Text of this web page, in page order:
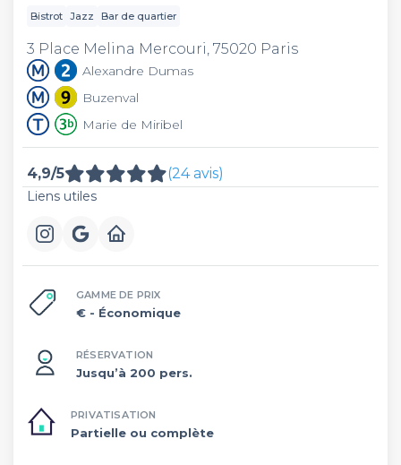
Bistrot Jazz Bar de quartier
3 Place Melina Mercouri, 75020 Paris
Alexandre Dumas
Buzenval
Marie de Miribel
4,9/5 (24 avis)
Liens utiles
GAMME DE PRIX
€ - Économique
RÉSERVATION
Jusqu’à 200 pers.
PRIVATISATION
Partielle ou complète